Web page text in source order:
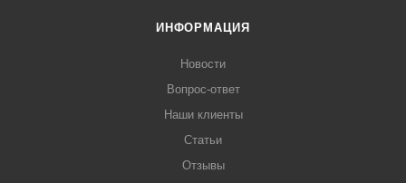
ИНФОРМАЦИЯ
Новости
Вопрос-ответ
Наши клиенты
Статьи
Отзывы